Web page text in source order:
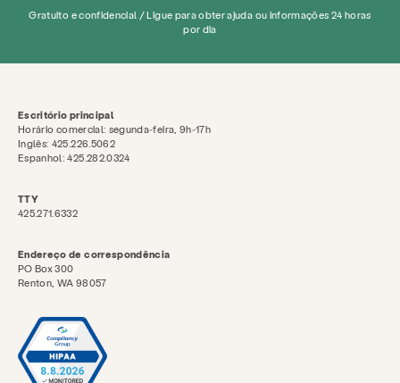
Gratuito e confidencial / Ligue para obter ajuda ou informações 24 horas
por dia
Escritório principal
Horário comercial: segunda-feira, 9h-17h
Inglês: 425.226.5062
Espanhol: 425.282.0324
TTY
425.271.6332
Endereço de correspondência
PO Box 300
Renton, WA 98057